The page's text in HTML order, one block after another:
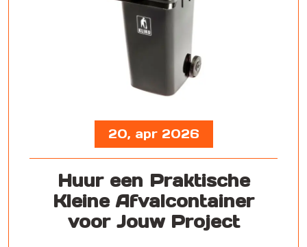
20, apr 2026
Huur een Praktische
Kleine Afvalcontainer
voor Jouw Project